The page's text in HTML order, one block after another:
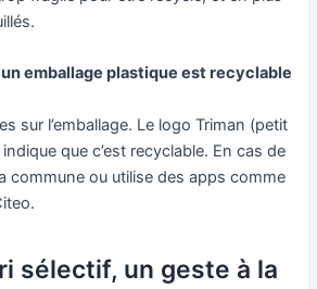
emballage plastique est recyclable
sur l’emballage. Le logo Triman (petit
que c’est recyclable. En cas de
commune ou utilise des apps comme
sélectif, un geste à la